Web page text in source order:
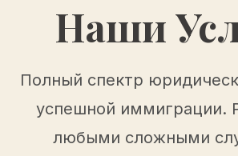
Наши
Полный спектр
успешной иммиграции.
любыми сложными